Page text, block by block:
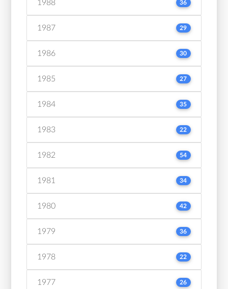
1988 36
1987 29
1986 30
1985 27
1984 35
1983 22
1982 54
1981 34
1980 42
1979 36
1978 22
1977 26